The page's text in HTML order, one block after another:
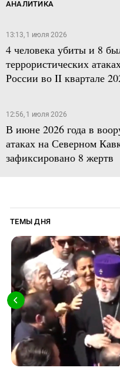
АНАЛИТИКА
13:13, 1 июля 2026
4 человека убиты и 8
террористических
России во II квартале
12:56, 1 июля 2026
В июне 2026 года в
атаках на Северном
зафиксировано 8 жертв
ТЕМЫ ДНЯ